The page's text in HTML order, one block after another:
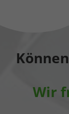
Wir